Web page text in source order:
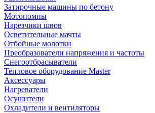
Затирочные машины по бетону
Мотопомпы
Нарезчики швов
Осветительные мачты
Отбойные молотки
Преобразователи напряжения и частоты
Снегоотбрасыватели
Тепловое оборудование Master
Аксессуары
Нагреватели
Осушители
Охладители и вентиляторы